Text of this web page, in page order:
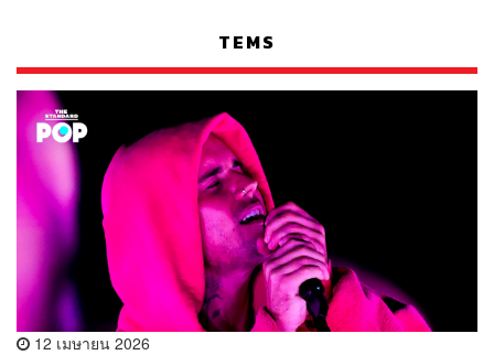
TEMS
12 เมษายน 2026